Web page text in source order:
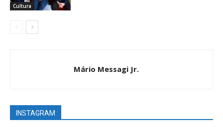
Cultura
Mário Messagi Jr.
INSTAGRAM